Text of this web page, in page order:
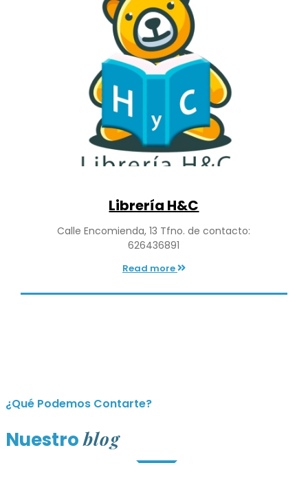
Librería H&C
Calle Encomienda, 13 Tfno. de contacto:
626436891
Read more
¿Qué Podemos Contarte?
Nuestroblog